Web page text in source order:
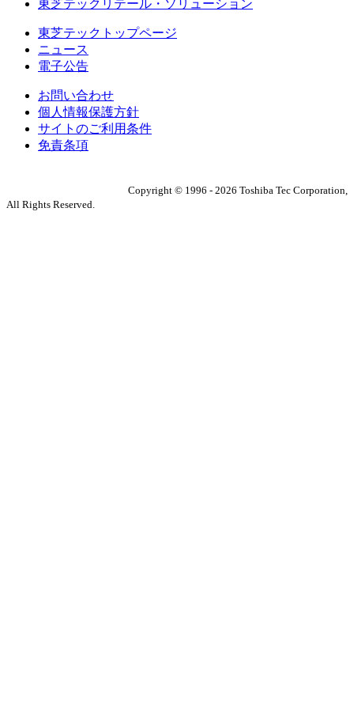
東芝テックリテール・ソリューション
東芝テックトップページ
ニュース
電子公告
お問い合わせ
個人情報保護方針
サイトのご利用条件
免責条項
Copyright © 1996 - 2026 Toshiba Tec Corporation,
All Rights Reserved.